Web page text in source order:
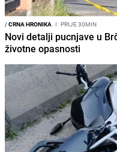
/CRNA HRONIKA I PRIJE 30MIN
Novi detalji pucnjave u
životne opasnosti